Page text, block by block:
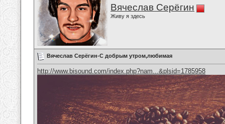
Вячеслав Серёгин
Живу я здесь
Вячеслав Серёгин-С добрым утром,любимая
http://www.bisound.com/index.php?nam...&plsid=1785958